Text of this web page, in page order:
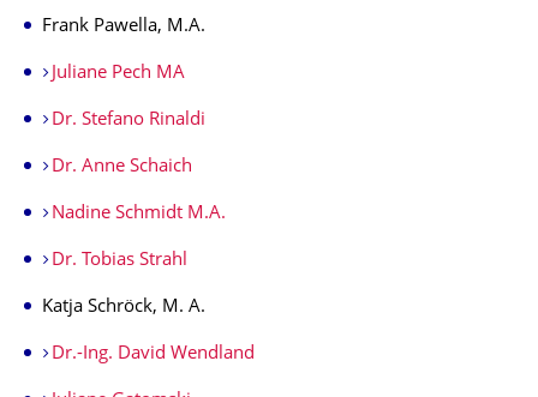
Frank Pawella, M.A.
Juliane Pech MA
Dr. Stefano Rinaldi
Dr. Anne Schaich
Nadine Schmidt M.A.
Dr. Tobias Strahl
Katja Schröck, M. A.
Dr.-Ing. David Wendland